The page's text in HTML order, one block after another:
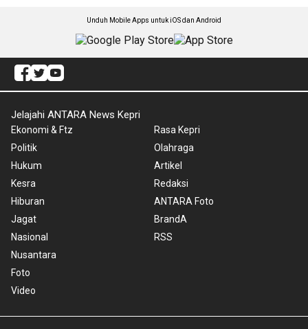
Unduh Mobile Apps untuk iOS dan Android
Jelajahi ANTARA News Kepri
Ekonomi & Ftz
Politik
Hukum
Kesra
Hiburan
Jagat
Nasional
Nusantara
Foto
Video
Rasa Kepri
Olahraga
Artikel
Redaksi
ANTARA Foto
BrandA
RSS